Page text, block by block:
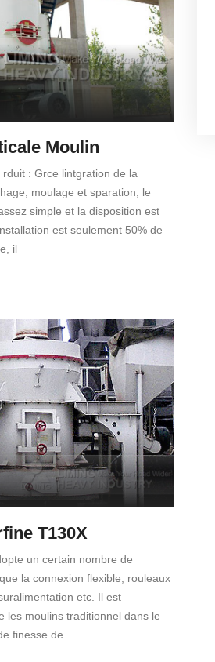
Moulin
: Grce lintgration de la
moulage et sparation, le
simple et la disposition est
est seulement 50% de
il
T130X
un certain nombre de
la connexion flexible, rouleaux
etc. Il est
les moulins traditionnel dans le
finesse de